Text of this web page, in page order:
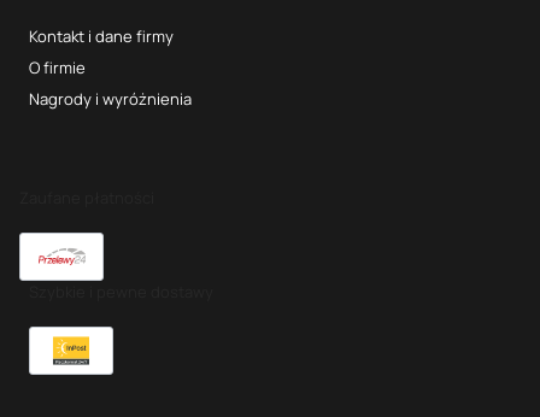
Kontakt i dane firmy
O firmie
Nagrody i wyróżnienia